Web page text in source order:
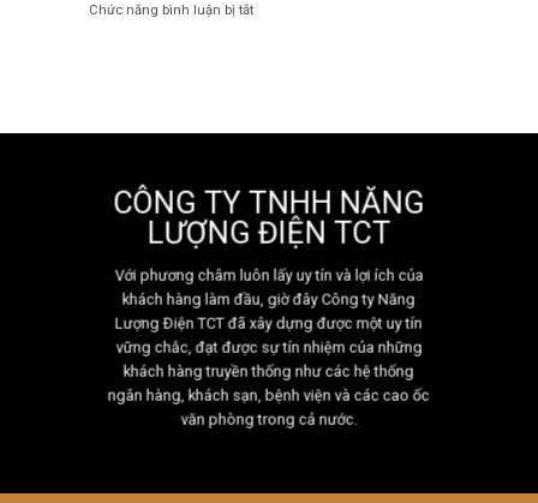
biết
Chức năng bình luận bị tắt
công
dụng
tại
Việt
2023
CÔNG TY TNHH NĂNG
LƯỢNG ĐIỆN TCT
Với phương châm luôn lấy uy tín và lợi ích của
khách hàng làm đầu, giờ đây Công ty Năng
Lượng Điện TCT đã xây dựng được một uy tín
vững chắc, đạt được sự tín nhiệm của những
khách hàng truyền thống như các hệ thống
ngân hàng, khách sạn, bệnh viện và các cao ốc
văn phòng trong cả nước.